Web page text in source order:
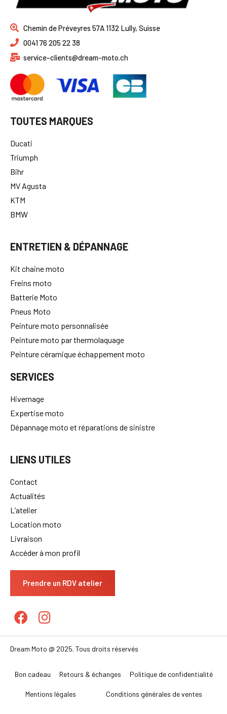
Chemin de Préveyres 57A 1132 Lully, Suisse
0041 76 205 22 38
service-clients@dream-moto.ch
TOUTES MARQUES
Ducati
Triumph
Bihr
MV Agusta
KTM
BMW
ENTRETIEN & DÉPANNAGE
Kit chaine moto
Freins moto
Batterie Moto
Pneus Moto
Peinture moto personnalisée
Peinture moto par thermolaquage
Peinture céramique échappement moto
SERVICES
Hivernage
Expertise moto
Dépannage moto et réparations de sinistre
LIENS UTILES
Contact
Actualités
L’atelier
Location moto
Livraison
Accéder à mon profil
Prendre un RDV atelier
Dream Moto @ 2025. Tous droits réservés
Bon cadeau Retours & échanges Politique de confidentialité
Mentions légales Conditions générales de ventes